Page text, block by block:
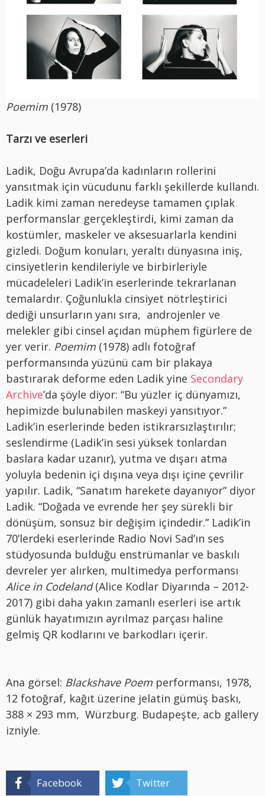
Poemim (1978)
Tarzı ve eserleri
Ladik, Doğu Avrupa’da kadınların rollerini
yansıtmak için vücudunu farklı şekillerde kullandı.
Ladik kimi zaman neredeyse tamamen çıplak
performanslar gerçekleştirdi, kimi zaman da
kostümler, maskeler ve aksesuarlarla kendini
gizledi. Doğum konuları, yeraltı dünyasına iniş,
cinsiyetlerin kendileriyle ve birbirleriyle
mücadeleleri Ladik’in eserlerinde tekrarlanan
temalardır. Çoğunlukla cinsiyet nötrleştirici
dediği unsurların yanı sıra, androjenler ve
melekler gibi cinsel açıdan müphem figürlere de
yer verir. Poemim (1978) adlı fotoğraf
performansında yüzünü cam bir plakaya
bastırarak deforme eden Ladik yine Secondary
Archive’da şöyle diyor: “Bu yüzler iç dünyamızı,
hepimizde bulunabilen maskeyi yansıtıyor.”
Ladik’in eserlerinde beden istikrarsızlaştırılır;
seslendirme (Ladik’in sesi yüksek tonlardan
baslara kadar uzanır), yutma ve dışarı atma
yoluyla bedenin içi dışına veya dışı içine çevrilir
yapılır. Ladik, “Sanatım harekete dayanıyor” diyor
Ladik. “Doğada ve evrende her şey sürekli bir
dönüşüm, sonsuz bir değişim içindedir.” Ladik’in
70’lerdeki eserlerinde Radio Novi Sad’ın ses
stüdyosunda bulduğu enstrümanlar ve baskılı
devreler yer alırken, multimedya performansı
Alice in Codeland(Alice Kodlar Diyarında – 2012-
2017) gibi daha yakın zamanlı eserleri ise artık
günlük hayatımızın ayrılmaz parçası haline
gelmiş QR kodlarını ve barkodları içerir.
Ana görsel: Blackshave Poem performansı, 1978,
12 fotoğraf, kağıt üzerine jelatin gümüş baskı,
388 × 293 mm, Würzburg. Budapeşte, acb gallery
izniyle.
Facebook Twitter